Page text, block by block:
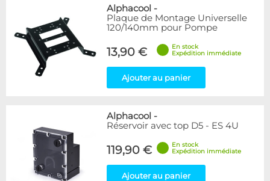
Alphacool -
Plaque de Montage Universelle
120/140mm pour Pompe
13,90 €
En stock
Expédition immédiate
Ajouter au panier
Alphacool -
Réservoir avec top D5 - ES 4U
119,90 €
En stock
Expédition immédiate
Ajouter au panier